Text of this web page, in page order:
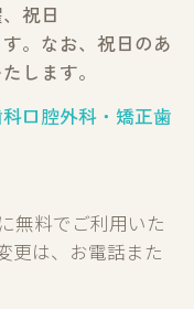
祝日
。なお、祝日のあ
します。
口腔外科・矯正歯
無料でご利用いた
更は、お電話また